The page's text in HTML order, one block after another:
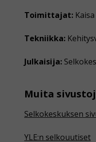
Toimittajat:
Tekniikka:
Julkaisija:
Muita
Selkokeskuksen
YLE:n selkouutiset